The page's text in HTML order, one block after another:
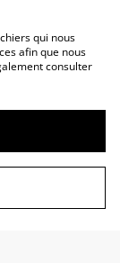
cookies
qui nous
afin que nous
consulter